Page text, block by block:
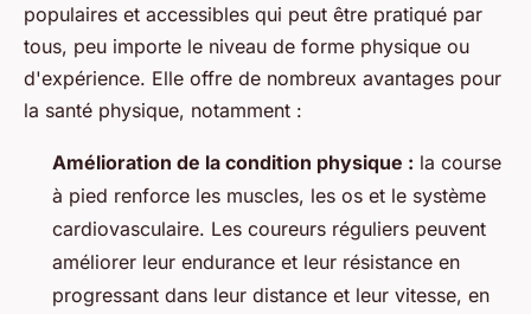
populaires et accessibles qui peut être pratiqué par
tous, peu importe le niveau de forme physique ou
d'expérience. Elle offre de nombreux avantages pour
la santé physique, notamment :
Amélioration de la condition physique : la course
à pied renforce les muscles, les os et le système
cardiovasculaire. Les coureurs réguliers peuvent
améliorer leur endurance et leur résistance en
progressant dans leur distance et leur vitesse, en